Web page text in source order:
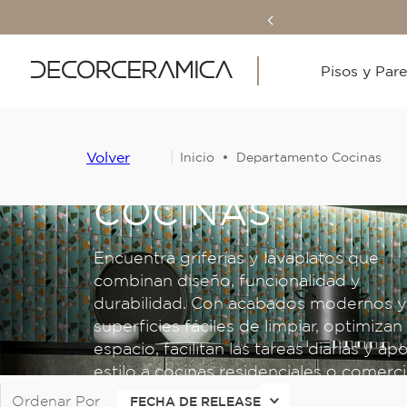
Pisos y
Volver Departamento Cocinas
COCINAS
Encuentra griferías y lavaplatos que
combinan diseño, funcionalidad y
durabilidad. Con acabados modernos y
superficies fáciles de limpiar, optimizan
espacio, facilitan las tareas diarias y
estilo a cocinas residenciales o
Ordenar Por FECHA DE RELEASE